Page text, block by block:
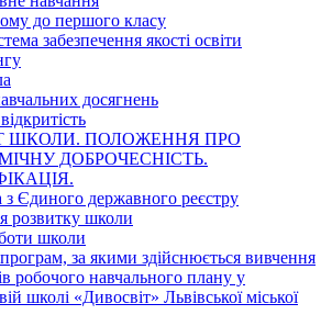
до першого класу
забезпечення якості освіти
досягнень
ШКОЛИ. ПОЛОЖЕННЯ ПРО
ДОБРОЧЕСНІСТЬ.
Єдиного державного реєстру
розвитку школи
школи
за якими здійснюється вивчення
робочого навчального плану у
школі «Дивосвіт» Львівської міської